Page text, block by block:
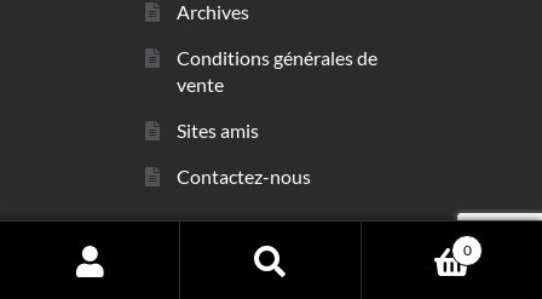
Archives
Conditions générales de
vente
Sites amis
Contactez-nous
© sarl Les Minéraux 2006 - 2026
Search
0